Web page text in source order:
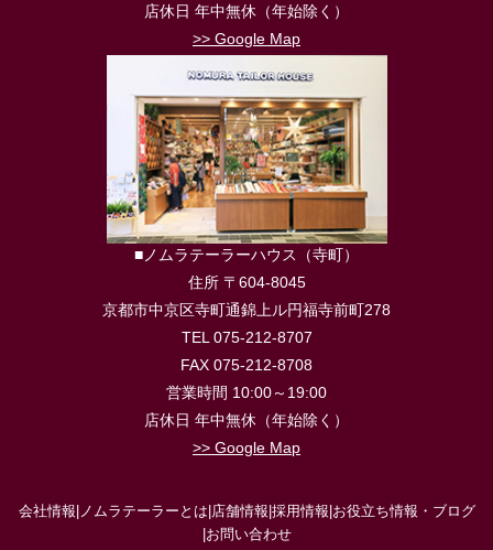
店休日 年中無休（年始除く）
>> Google Map
■ノムラテーラーハウス（寺町）
住所 〒604-8045
京都市中京区寺町通錦上ル円福寺前町278
TEL 075-212-8707
FAX 075-212-8708
営業時間 10:00～19:00
店休日 年中無休（年始除く）
>> Google Map
会社情報 ノムラテーラーとは 店舗情報 採用情報 お役立ち情報・ブログ
お問い合わせ